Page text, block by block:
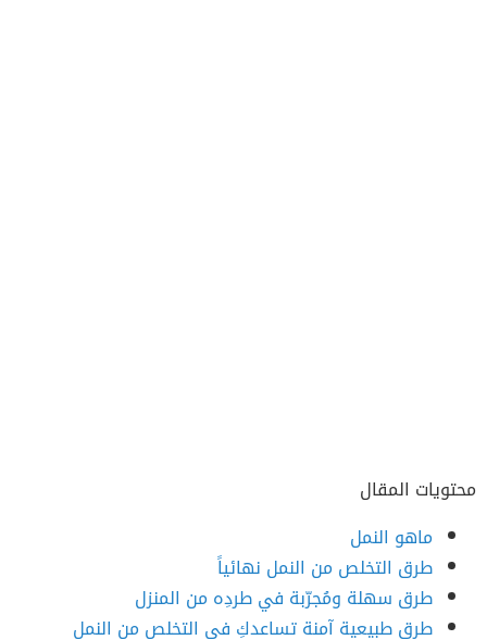
محتويات المقال
ماهو النمل
طرق التخلص من النمل نهائياً
طرق سهلة ومُجرّبة في طردِه من المنزل
طرق طبيعية آمنة تساعدكِ في التخلص من النمل